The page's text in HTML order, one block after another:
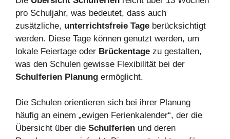
pro Schuljahr, was bedeutet, dass auch
zusätzliche, unterrichtsfreie Tage berücksichtigt
werden. Diese Tage können genutzt werden, um
lokale Feiertage oder Brückentage zu gestalten,
was den Schulen gewisse Flexibilität bei der
Schulferien Planung ermöglicht.
Die Schulen orientieren sich bei ihrer Planung
häufig an einem „ewigen Ferienkalender“, der die
Übersicht über die Schulferien und deren